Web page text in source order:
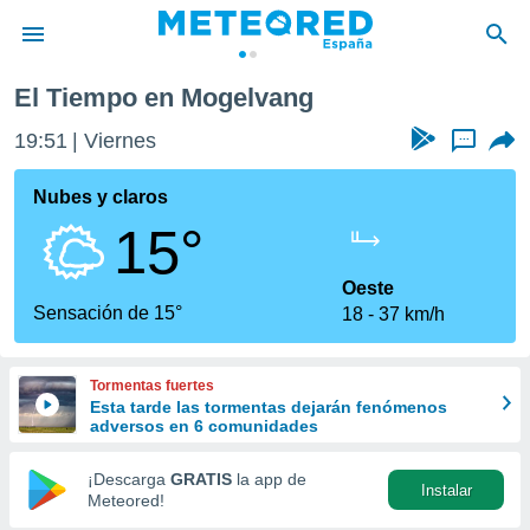
de
por
que se
calidad.
a este
las
y
forma
digital
basada
El Tiempo en Mogelvang
19:51 Viernes ...
Nubes y claros
15°
Sensación de 15°
Oeste
18
37 km/h
Tormentas fuertes
Esta tarde las tormentas dejarán fenómenos
adversos en 6 comunidades
¡Descarga GRATIS la app de
Meteored!
Instalar